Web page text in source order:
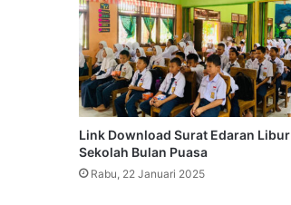
Link Download Surat Edaran Libur
Sekolah Bulan Puasa
Rabu, 22 Januari 2025